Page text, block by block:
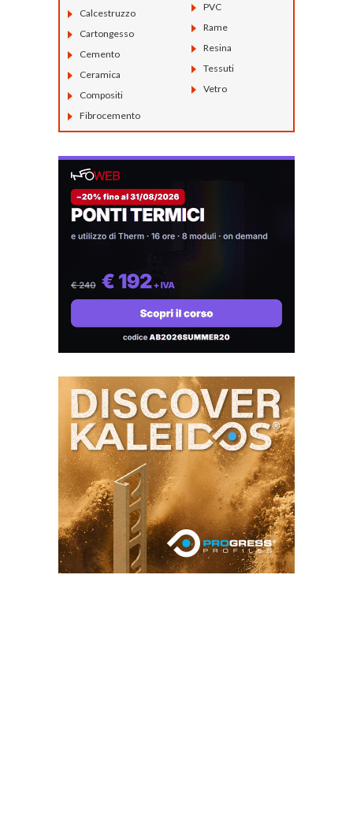
Calcestruzzo
Cartongesso
Cemento
Ceramica
Compositi
Fibrocemento
PVC
Rame
Resina
Tessuti
Vetro